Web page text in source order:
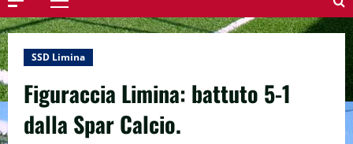
Menu
principale
SSD Limina
Figuraccia Limina: battuto 5-1
dalla Spar Calcio.